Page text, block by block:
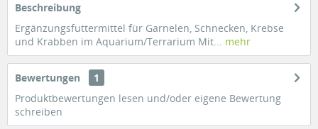
Beschreibung
Ergänzungsfuttermittel für Garnelen, Schnecken, Krebse
und Krabben im Aquarium/Terrarium Mit... mehr
Bewertungen
1
Produktbewertungen lesen und/oder eigene Bewertung
schreiben